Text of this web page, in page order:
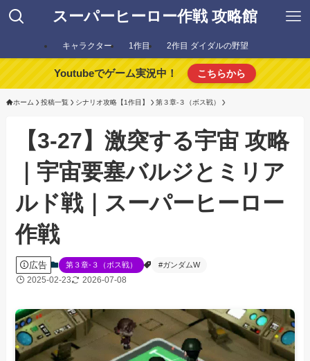
スーパーヒーロー作戦 攻略館
キャラクター 1作目 2作目 ダイダルの野望
Youtubeでゲーム実況中！ こちらから
ホーム 投稿一覧 シナリオ攻略【1作目】 第３章-３（ボス戦）
【3-27】激突する宇宙 攻略
｜宇宙要塞バルジとミリア
ルド戦｜スーパーヒーロー
作戦
広告 第３章-３（ボス戦） #ガンダムW
2025-02-23 2026-07-08